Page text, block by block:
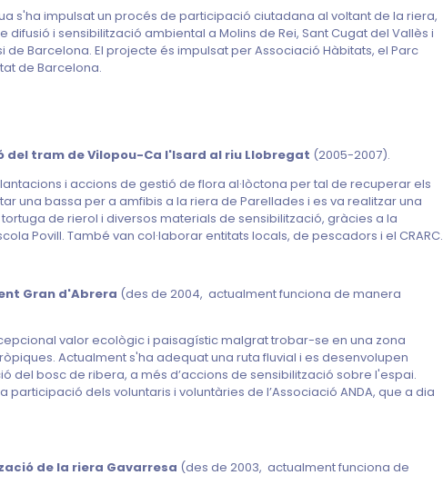
s'ha impulsat un procés de participació ciutadana al voltant de la riera,
i sensibilització ambiental a Molins de Rei, Sant Cugat del Vallès i
de Barcelona. El projecte és impulsat per Associació Hàbitats, el Parc
de Barcelona.
del tram de Vilopou-Ca l'Isard al riu Llobregat (2005-2007).
i accions de gestió de flora al·lòctona per tal de recuperar els
una bassa per a amfibis a la riera de Parellades i es va realitzar una
de rierol i diversos materials de sensibilització, gràcies a la
Povill. També van col·laborar entitats locals, de pescadors i el CRARC.
Gran d'Abrera (des de 2004, actualment funciona de manera
valor ecològic i paisagístic malgrat trobar-se en una zona
Actualment s'ha adequat una ruta fluvial i es desenvolupen
del bosc de ribera, a més d’accions de sensibilització sobre l'espai.
participació dels voluntaris i voluntàries de l’Associació ANDA, que a dia
de la riera Gavarresa (des de 2003, actualment funciona de